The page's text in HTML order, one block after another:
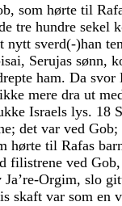
, som hørte til
tre hundre sekel
nytt sverd(-)han
, Serujas sønn,
ham. Da svor
ikke mere dra ut
Israels lys. 18
; det var ved Gob;
hørte til Rafas
filistrene ved Gob,
Ja’re-Orgim, slo
skaft var som en